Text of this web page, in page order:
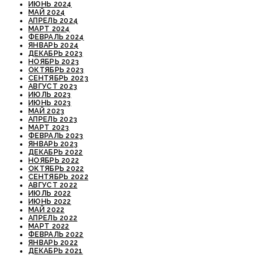
ИЮНЬ 2024
МАЙ 2024
АПРЕЛЬ 2024
МАРТ 2024
ФЕВРАЛЬ 2024
ЯНВАРЬ 2024
ДЕКАБРЬ 2023
НОЯБРЬ 2023
ОКТЯБРЬ 2023
СЕНТЯБРЬ 2023
АВГУСТ 2023
ИЮЛЬ 2023
ИЮНЬ 2023
МАЙ 2023
АПРЕЛЬ 2023
МАРТ 2023
ФЕВРАЛЬ 2023
ЯНВАРЬ 2023
ДЕКАБРЬ 2022
НОЯБРЬ 2022
ОКТЯБРЬ 2022
СЕНТЯБРЬ 2022
АВГУСТ 2022
ИЮЛЬ 2022
ИЮНЬ 2022
МАЙ 2022
АПРЕЛЬ 2022
МАРТ 2022
ФЕВРАЛЬ 2022
ЯНВАРЬ 2022
ДЕКАБРЬ 2021